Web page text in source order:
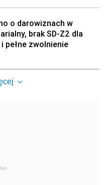
o darowiznach w
brak SD-Z2 dla
pełne zwolnienie